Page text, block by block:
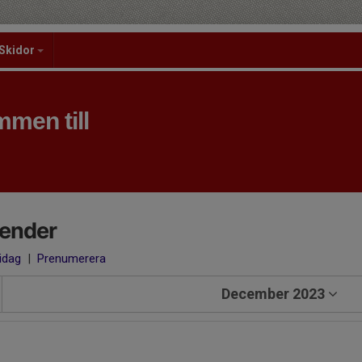
till
| Prenumerera
December 2023